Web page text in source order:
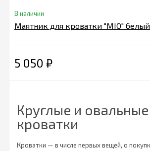
В наличии
Маятник для кроватки "MIO" белый
5 050 ₽
Круглые и овальные
кроватки
Кроватки — в числе первых вещей, о